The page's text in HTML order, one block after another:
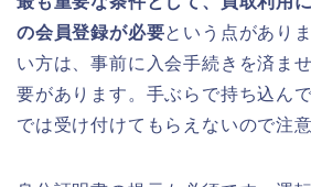
の会員登録が必要という点があり
い方は、事前に入会手続きを済ま
要があります。手ぶらで持ち込ん
では受け付けてもらえないので注